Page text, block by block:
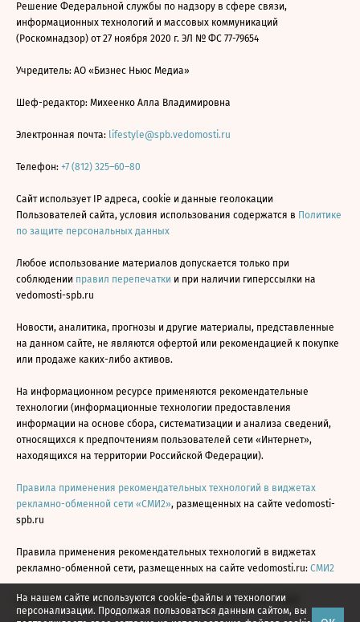
На нашем сайте используются cookie-файлы и технологии
персонализации. Продолжая пользоваться данным сайтом, вы
Решение Федеральной службы по надзору в сфере связи,
информационных технологий и массовых коммуникаций
(Роскомнадзор) от 27 ноября 2020 г. ЭЛ № ФС 77-79654
Учредитель: АО «Бизнес Ньюс Медиа»
Шеф-редактор: Михеенко Алла Владимировна
Электронная почта: lifestyle@spb.vedomosti.ru
Телефон: +7 (812) 325–60–80
Сайт использует IP адреса, cookie и данные геолокации
Пользователей сайта, условия использования содержатся в Политике
по защите персональных данных
Любое использование материалов допускается только при
соблюдении правил перепечатки и при наличии гиперссылки на
vedomosti-spb.ru
Новости, аналитика, прогнозы и другие материалы, представленные
на данном сайте, не являются офертой или рекомендацией к покупке
или продаже каких-либо активов.
На информационном ресурсе применяются рекомендательные
технологии (информационные технологии предоставления
информации на основе сбора, систематизации и анализа сведений,
относящихся к предпочтениям пользователей сети «Интернет»,
находящихся на территории Российской Федерации).
Правила применения рекомендательных технологий в виджетах
рекламно-обменной сети «СМИ2», размещенных на сайте vedomosti-
spb.ru
Правила применения рекомендательных технологий в виджетах
рекламно-обменной сети, размещенных на сайте vedomosti.ru: СМИ2
Все права защищены © АО «Бизнес Ньюс Медиа», 2024 - 2026